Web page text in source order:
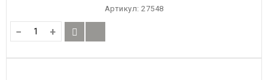
Артикул: 27548
− +